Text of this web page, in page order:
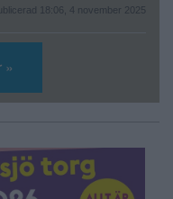
18:06, 4 november 2025
»